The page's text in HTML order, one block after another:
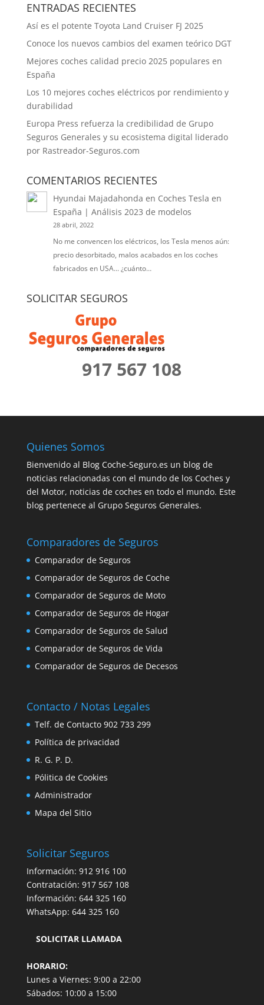
ENTRADAS RECIENTES
Así es el potente Toyota Land Cruiser FJ 2025
Conoce los nuevos cambios del examen teórico DGT
Mejores coches calidad precio 2025 populares en
España
Los 10 mejores coches eléctricos por rendimiento y
durabilidad
Europa Press refuerza la credibilidad de Grupo
Seguros Generales y su ecosistema digital liderado
por Rastreador-Seguros.com
COMENTARIOS RECIENTES
Hyundai Majadahonda en Coches Tesla en
España | Análisis 2023 de modelos
28 abril, 2022
No me convencen los eléctricos, los Tesla menos aún:
precio desorbitado, malos acabados en los coches
fabricados en USA... ¿cuánto…
SOLICITAR SEGUROS
917 567 108
Quienes Somos
Bienvenido al Blog Coche-Seguro.es un blog de
noticias relacionadas con el mundo de los Coches y
del Motor, noticias de coches en todo el mundo. Este
blog pertenece al Grupo Seguros Generales.
Comparadores de Seguros
Comparador de Seguros
Comparador de Seguros de Coche
Comparador de Seguros de Moto
Comparador de Seguros de Hogar
Comparador de Seguros de Salud
Comparador de Seguros de Vida
Comparador de Seguros de Decesos
Contacto / Notas Legales
Telf. de Contacto 902 733 299
Política de privacidad
R. G. P. D.
Pólitica de Cookies
Administrador
Mapa del Sitio
Solicitar Seguros
Información: 912 916 100
Contratación: 917 567 108
Información: 644 325 160
WhatsApp: 644 325 160
SOLICITAR LLAMADA
HORARIO:
Lunes a Viernes: 9:00 a 22:00
Sábados: 10:00 a 15:00